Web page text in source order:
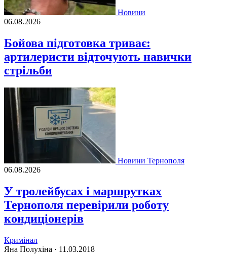
Новини
06.08.2026
Бойова підготовка триває:
артилеристи відточують навички
стрільби
Новини Тернополя
06.08.2026
У тролейбусах і маршрутках
Тернополя перевірили роботу
кондиціонерів
Кримінал
Яна Полухіна · 11.03.2018